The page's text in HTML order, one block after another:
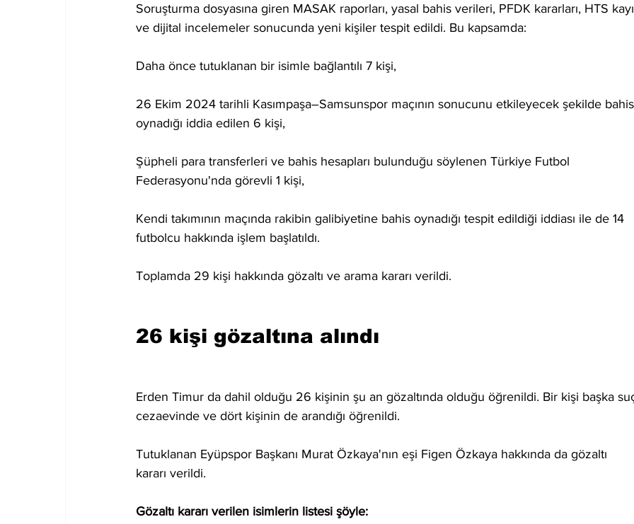
Soruşturma dosyasına giren MASAK raporları, yasal bahis verileri, PFDK kararları, HTS
ve dijital incelemeler sonucunda yeni kişiler tespit edildi. Bu kapsamda:
Daha önce tutuklanan bir isimle bağlantılı 7 kişi,
26 Ekim 2024 tarihli Kasımpaşa–Samsunspor maçının sonucunu etkileyecek şekilde
oynadığı iddia edilen 6 kişi,
Şüpheli para transferleri ve bahis hesapları bulunduğu söylenen Türkiye Futbol
Federasyonu'nda görevli 1 kişi,
Kendi takımının maçında rakibin galibiyetine bahis oynadığı tespit edildiği iddiası ile de 14
futbolcu hakkında işlem başlatıldı.
Toplamda 29 kişi hakkında gözaltı ve arama kararı verildi.
26 kişi gözaltına alındı
Erden Timur da dahil olduğu 26 kişinin şu an gözaltında olduğu öğrenildi. Bir kişi başka
cezaevinde ve dört kişinin de arandığı öğrenildi.
Tutuklanan Eyüpspor Başkanı Murat Özkaya'nın eşi Figen Özkaya hakkında da gözaltı
kararı verildi.
Gözaltı kararı verilen isimlerin listesi şöyle: